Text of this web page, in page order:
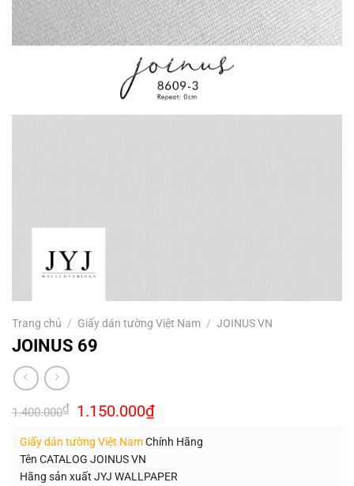
Trang chủ / Giấy dán tường Việt Nam / JOINUS VN
JOINUS 69
1.400.000₫ Giá
gốc
1.400.000₫.
1.150.000₫Giá
hiện
là:
Giấy dán tường Việt NamChính Hãng
Tên CATALOG JOINUS VN
Hãng sản xuất JYJ WALLPAPER